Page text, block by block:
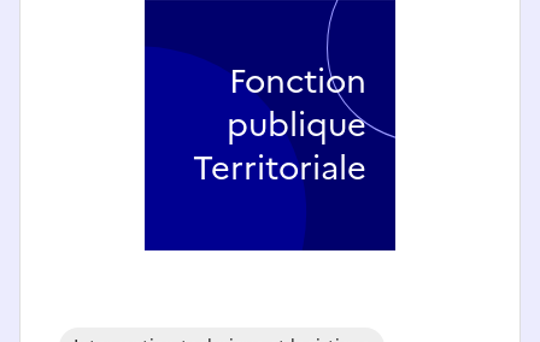
Fonction
publique
Territoriale